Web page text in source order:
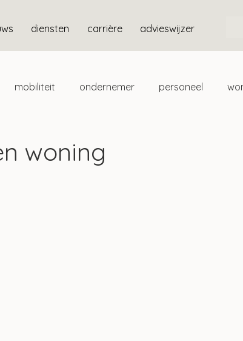
diensten carrière advieswijzer
mobiliteit ondernemer personeel
woning